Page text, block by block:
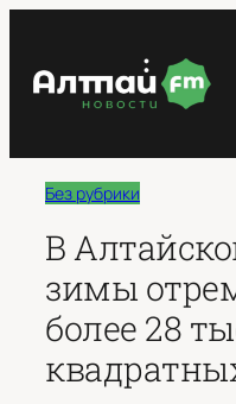
содержимому
Без рубрики
В
зимы
более 28